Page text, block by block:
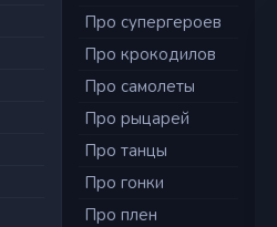
Про супергероев
Про крокодилов
Про самолеты
Про рыцарей
Про танцы
Про гонки
Про плен